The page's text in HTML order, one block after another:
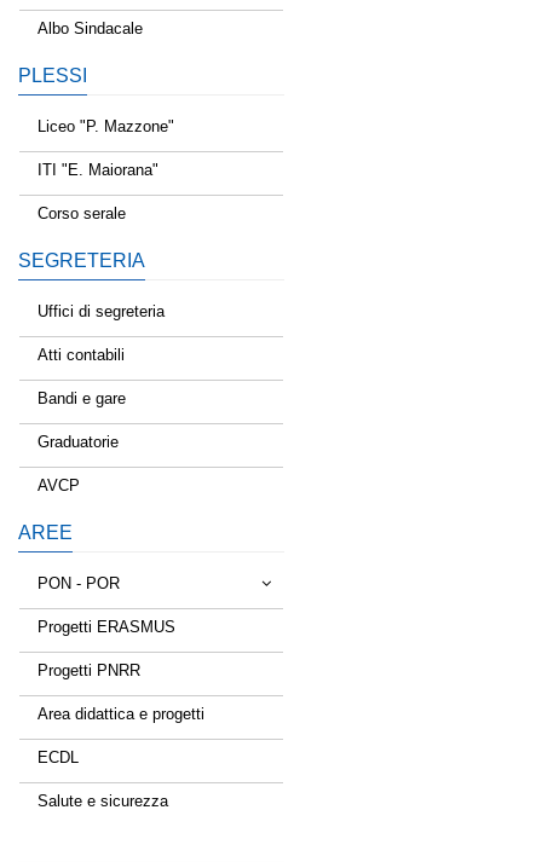
Albo Sindacale
PLESSI
Liceo "P. Mazzone"
ITI "E. Maiorana"
Corso serale
SEGRETERIA
Uffici di segreteria
Atti contabili
Bandi e gare
Graduatorie
AVCP
AREE
PON - POR
Tessere la rete
Estate a scuola
Scuola d'estate
Progetti ERASMUS
Progetti PNRR
Area didattica e progetti
ECDL
Salute e sicurezza